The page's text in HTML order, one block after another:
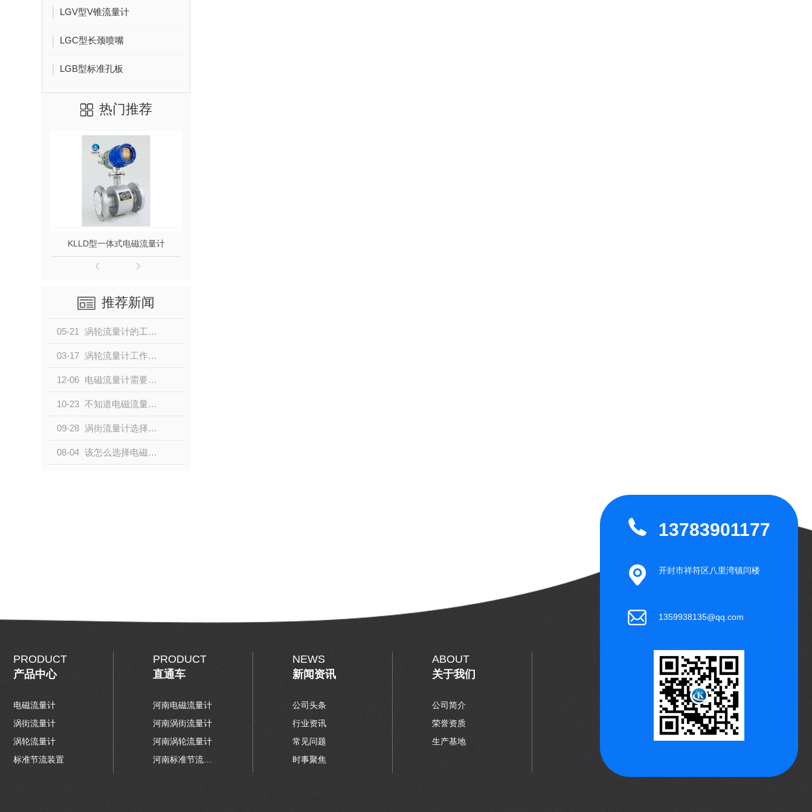
LGV型V锥流量计
LGC型长颈喷嘴
LGB型标准孔板
热门推荐
KLLD型一体式电磁流量计
推荐新闻
05-21 涡轮流量计的工作原理与结构
03-17 涡轮流量计工作原理及结构
12-06 电磁流量计需要做哪些专项检测？小编带大家了解一下
10-23 不知道电磁流量器有哪些优缺点的请点击这里！
09-28 涡街流量计选择配件时的注意事项
08-04 该怎么选择电磁流量计？别担心，看这里
PRODUCT
产品中心
电磁流量计
涡街流量计
涡轮流量计
标准节流装置
PRODUCT
直通车
河南电磁流量计
河南涡街流量计
河南涡轮流量计
河南标准节流装置
NEWS
新闻资讯
公司头条
行业资讯
常见问题
时事聚焦
ABOUT
关于我们
公司简介
荣誉资质
生产基地
13783901177
开封市祥符区八里湾镇闫楼
1359938135@qq.com